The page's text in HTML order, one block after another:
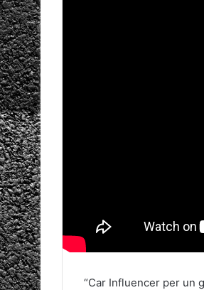
“Car Influencer per un